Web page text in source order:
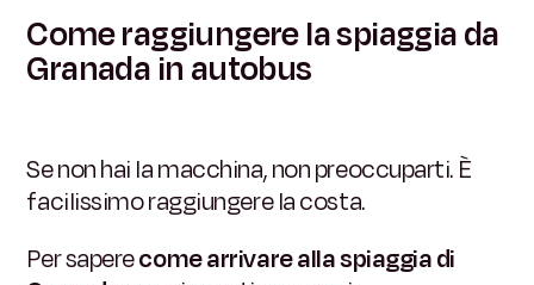
Come raggiungere la spiaggia da
Granada in autobus
Se non hai la macchina, non preoccuparti. È
facilissimo raggiungere la costa.
Per saperecome arrivare alla spiaggia di